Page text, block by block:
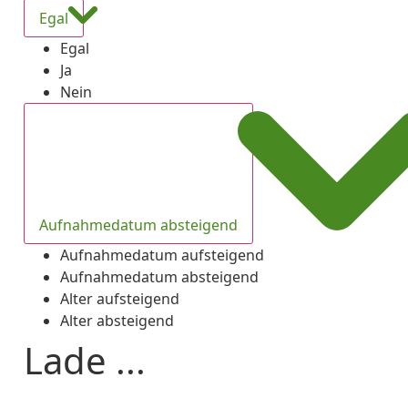
Egal
Egal
Ja
Nein
Aufnahmedatum absteigend
Aufnahmedatum aufsteigend
Aufnahmedatum absteigend
Alter aufsteigend
Alter absteigend
Lade ...